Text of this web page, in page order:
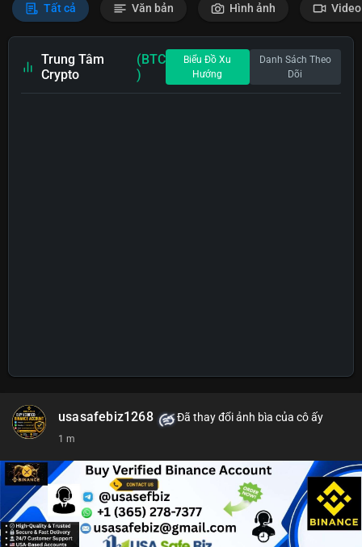
Tất cả Văn bản Hình ảnh Video
Trung Tâm
Crypto
(BTC
)
Biểu Đồ Xu
Hướng
Danh Sách Theo
Dõi
usasafebiz1268 Đã thay đổi ảnh bìa của cô ấy
1 m